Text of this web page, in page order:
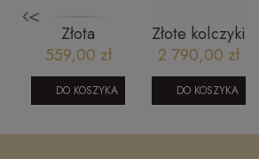
<
Złota
zawieszka
znak zodiaku
Koziorożec
559,00 zł
DO KOSZYKA
Złote kolczyki
z diamentami
SAE02341
2 790,00 zł
DO KOSZYKA